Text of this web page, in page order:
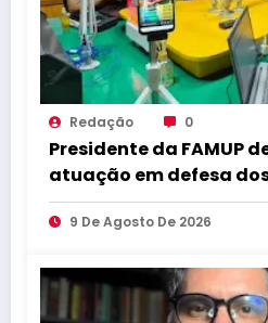
Redação 0
Presidente da FAMUP
atuação em defesa
9 De Agosto De 2026